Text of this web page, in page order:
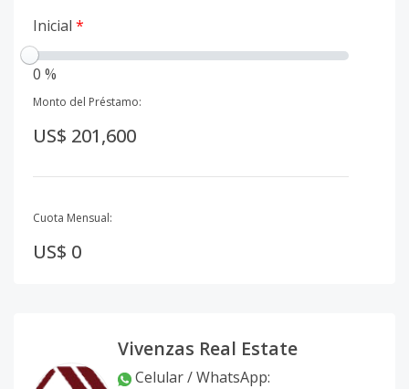
Inicial *
0 %
Monto del Préstamo:
US$ 201,600
Cuota Mensual:
US$ 0
Vivenzas Real Estate
Celular / WhatsApp: